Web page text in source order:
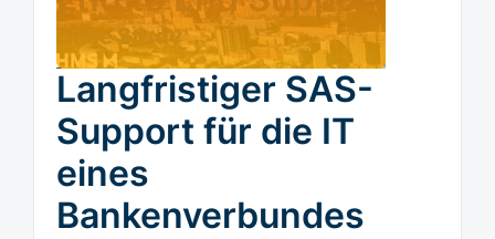
Langfristiger SAS-
Support für die IT
eines
Bankenverbundes
Case Study